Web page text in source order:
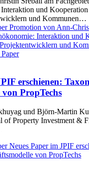
und
und Kommunen…
Promotion von Ann-
Interaktion und
und
erschienen:
von PropTechs
und Björn-Martin
of Property Investment &
Neues Paper im JPIF
von PropTechs